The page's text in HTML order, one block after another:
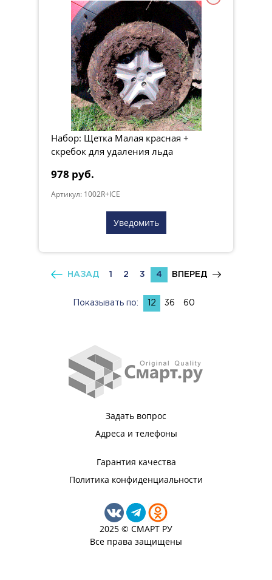
Набор: Щетка Малая красная +
скребок для удаления льда
978 руб.
Артикул: 1002R+ICE
Уведомить
НАЗАД 1 2 3 4 ВПЕРЕД
Показывать по: 12 36 60
Задать вопрос
Адреса и телефоны
Гарантия качества
Политика конфиденциальности
2025 © СМАРТ РУ
Все права защищены